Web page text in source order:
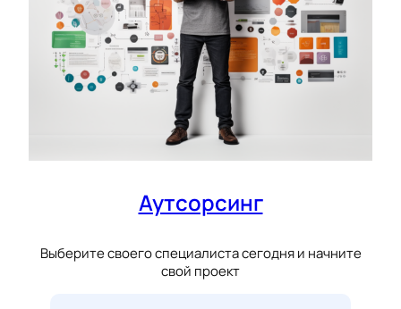
Аутсорсинг
Выберите своего специалиста сегодня и начните
свой проект